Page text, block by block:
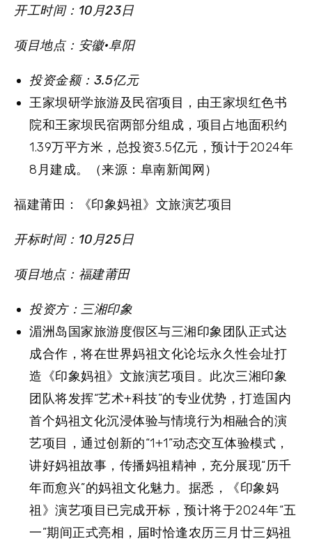
开工时间：10月23日
项目地点：安徽·阜阳
投资金额：3.5亿元
王家坝研学旅游及民宿项目，由王家坝红色书
院和王家坝民宿两部分组成，项目占地面积约
1.39万平方米，总投资3.5亿元，预计于2024年
8月建成。（来源：阜南新闻网）
福建莆田：《印象妈祖》文旅演艺项目
开标时间：10月25日
项目地点：福建莆田
投资方：三湘印象
湄洲岛国家旅游度假区与三湘印象团队正式达
成合作，将在世界妈祖文化论坛永久性会址打
造《印象妈祖》文旅演艺项目。此次三湘印象
团队将发挥“艺术+科技”的专业优势，打造国内
首个妈祖文化沉浸体验与情境行为相融合的演
艺项目，通过创新的“1+1”动态交互体验模式，
讲好妈祖故事，传播妈祖精神，充分展现“历千
年而愈兴”的妈祖文化魅力。据悉，《印象妈
祖》演艺项目已完成开标，预计将于2024年“五
一”期间正式亮相，届时恰逢农历三月廿三妈祖